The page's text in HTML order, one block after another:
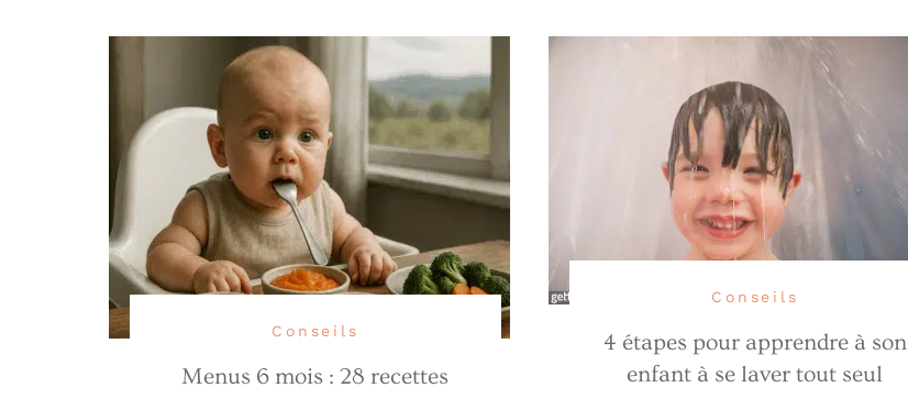
Conseils
Menus 6 mois : 28 recettes
Conseils
4 étapes pour apprendre à son
enfant à se laver tout seul